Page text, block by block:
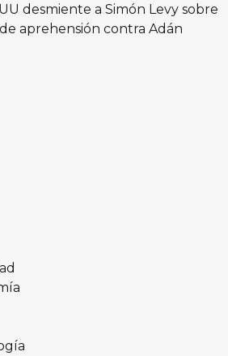
desmiente a Simón Levy sobre
aprehensión contra Adán